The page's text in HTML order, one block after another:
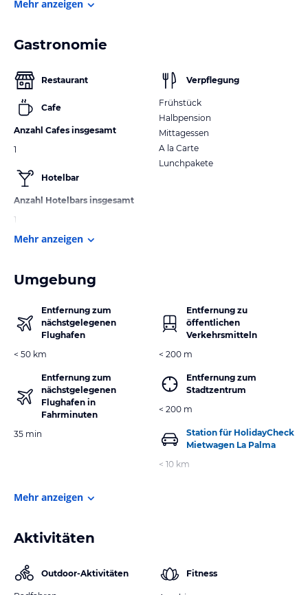
Mehr anzeigen
Gastronomie
Restaurant
Cafe
Anzahl Cafes insgesamt
1
Hotelbar
Anzahl Hotelbars insgesamt
1
Verpflegung
Frühstück
Halbpension
Mittagessen
A la Carte
Lunchpakete
Mehr anzeigen
Umgebung
Entfernung zum
nächstgelegenen
Flughafen
< 50 km
Entfernung zum
nächstgelegenen
Flughafen in
Fahrminuten
35 min
Entfernung zu
öffentlichen
Verkehrsmitteln
< 200 m
Entfernung zum
Stadtzentrum
< 200 m
Station für HolidayCheck
Mietwagen La Palma
< 10 km
Mehr anzeigen
Aktivitäten
Outdoor-Aktivitäten Fitness